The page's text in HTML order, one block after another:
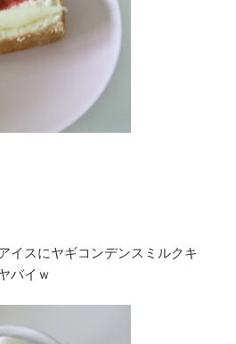
イスにヤギコンデンスミルクキ
バイｗ